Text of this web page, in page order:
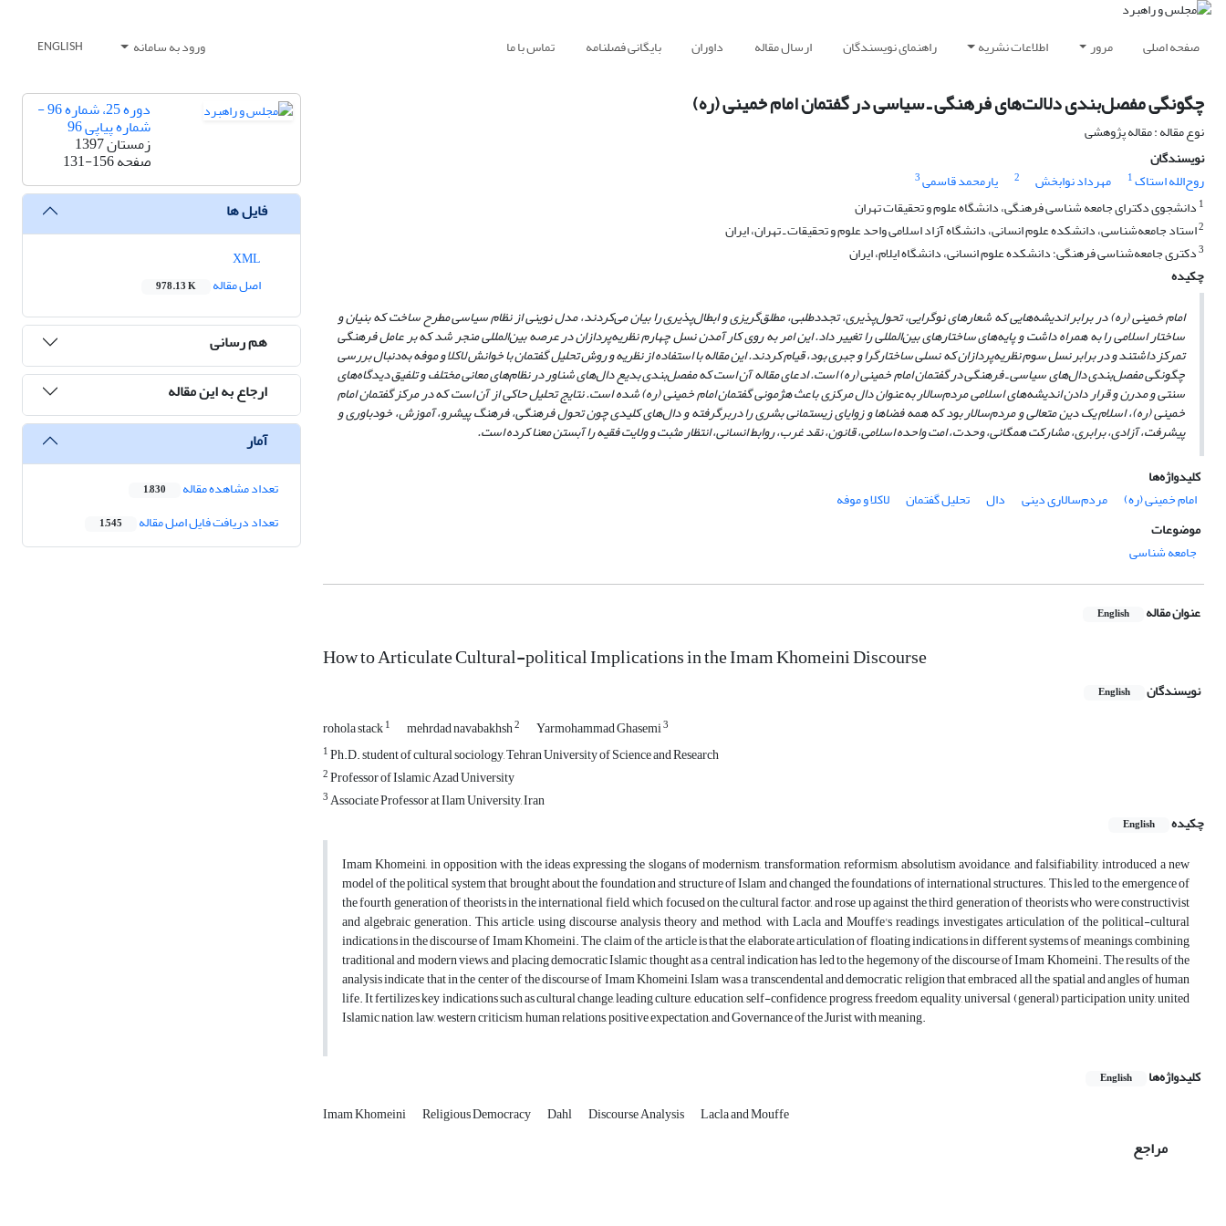
صفحه اصلی مرور اطلاعات نشریه راهنمای نویسندگان ارسال مقاله داوران بایگانی فصلنامه تماس با ما ورود به سامانه ENGLISH
چگونگی مفصل‌بندی دلالت‌های فرهنگی ـ سیاسی در گفتمان امام خمینی (ره)
نوع مقاله : مقاله پژوهشی
نویسندگان
روح‌الله استاک1 مهرداد نوابخش 2 یارمحمد قاسمی3
1 دانشجوی دکترای جامعه شناسی فرهنگی، دانشگاه علوم و تحقیقات تهران
2استاد جامعه‌شناسی، دانشکده علوم انسانی، دانشگاه آزاد اسلامی واحد علوم و تحقیقات ـ تهران، ایران
3دکتری جامعه‌شناسی فرهنگی؛ دانشکده علوم انسانی، دانشگاه ایلام، ایران
چکیده
امام خمینی (ره) در برابر اندیشه‌هایی که شعارهای نوگرایی، تحول‌پذیری، تجددطلبی، مطلق‌گریزی و ابطال‌پذیری را بیان می‌کردند، مدل نوینی از نظام سیاسی مطرح ساخت که بنیان و
ساختار اسلامی را به همراه داشت و پایه‌های ساختارهای بین‌المللی را تغییر داد. این امر به روی کار آمدن نسل چهارم نظریه‌پردازان در عرصه بین‌المللی منجر شد که بر عامل فرهنگی
تمرکز داشتند و در برابر نسل سوم نظریه‌پردازان که نسلی ساختارگرا و جبری بود، قیام کردند. این مقاله با استفاده از نظریه و روش تحلیل گفتمان با خوانش لاکلا و موفه به‌‌دنبال بررسی
چگونگی مفصل‌بندی دال‌های سیاسی ـ فرهنگی در گفتمان امام خمینی (ره) است. ادعای مقاله آن است که مفصل‌بندی بدیع دال‌های شناور در نظام‌های معانی مختلف و تلفیق دیدگاه‌های
سنتی و مدرن و قرار دادن اندیشه‌های اسلامی مردم‌سالار به‌عنوان دال مرکزی باعث هژمونی گفتمان امام خمینی (ره) شده است. نتایج تحلیل حاکی از آن است که در مرکز گفتمان امام
خمینی (ره)، اسلام یک دین متعالی و مردم‌سالار بود که همه فضاها و زوایای زیستمانی بشری را دربرگرفته و دال‌های کلیدی چون تحول فرهنگی، فرهنگ پیشرو، آموزش، خودباوری و
پیشرفت، آزادی، برابری، مشارکت همگانی، وحدت، امت واحده اسلامی، قانون، نقد غرب، روابط انسانی، انتظار مثبت و ولایت‌ فقیه را آبستن معنا کرده است.
کلیدواژه‌ها
امام خمینی (ره)
مردم‌سالاری دینی دال تحلیل گفتمان
لاکلا و موفه
موضوعات
جامعه شناسی
عنوان مقاله English
How to Articulate Cultural-political Implications in the Imam Khomeini Discourse
نویسندگان English
rohola stack1 mehrdad navabakhsh2 Yarmohammad Ghasemi3
1Ph.D. student of cultural sociology, Tehran University of Science and Research
2Professor of Islamic Azad University
3Associate Professor at Ilam University, Iran
چکیده
English
Imam Khomeini, in opposition with the ideas expressing the slogans of modernism, transformation, reformism, absolutism avoidance, and falsifiability, introduced a new
model of the political system that brought about the foundation and structure of Islam and changed the foundations of international structures. This led to the emergence of
the fourth generation of theorists in the international field, which focused on the cultural factor, and rose up against the third generation of theorists who were constructivist
and algebraic generation. This article, using discourse analysis theory and method, with Lacla and Mouffe's readings, investigates articulation of the political-cultural
indications in the discourse of Imam Khomeini. The claim of the article is that the elaborate articulation of floating indications in different systems of meanings, combining
traditional and modern views, and placing democratic Islamic thought as a central indication has led to the hegemony of the discourse of Imam Khomeini. The results of the
analysis indicate that in the center of the discourse of Imam Khomeini, Islam was a transcendental and democratic religion that embraced all the spatial and angles of human
life. It fertilizes key indications such as cultural change, leading culture, education, self-confidence, progress, freedom, equality, universal (general) participation, unity, united
Islamic nation, law, western criticism, human relations, positive expectation, and Governance of the Jurist with meaning.
کلیدواژه‌ها English
Imam Khomeini Religious Democracy Dahl Discourse Analysis Lacla and Mouffe
مراجع
دوره 25، شماره 96 -
شماره پیاپی 96
زمستان 1397
صفحه131-156
فایل ها
اصل مقاله
978.13 K
هم رسانی
ارجاع به این مقاله
آمار
تعداد مشاهده مقاله 1,830
تعداد دریافت فایل اصل مقاله 1,545